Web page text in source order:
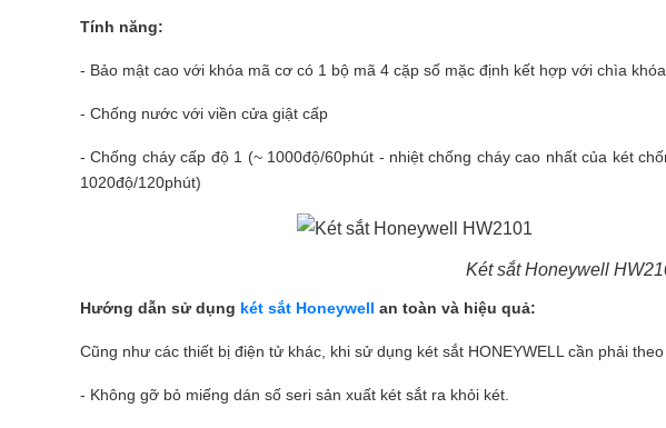
Tính năng:
- Bảo mật cao với khóa mã cơ có 1 bộ mã 4 cặp số mặc định kết hợp với chìa
- Chống nước với viền cửa giật cấp
- Chống cháy cấp độ 1 (~ 1000độ/60phút - nhiệt chống cháy cao nhất của két
1020độ/120phút)
Két sắt Honeywell
Hướng dẫn sử dụng két sắt Honeywell an toàn và hiệu quả:
Cũng như các thiết bị điện tử khác, khi sử dụng két sắt HONEYWELL cần phải
- Không gỡ bỏ miếng dán số seri sản xuất két sắt ra khỏi két.